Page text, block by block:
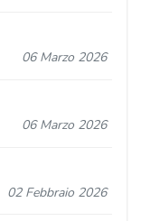
06 Marzo 2026
06 Marzo 2026
02 Febbraio 2026